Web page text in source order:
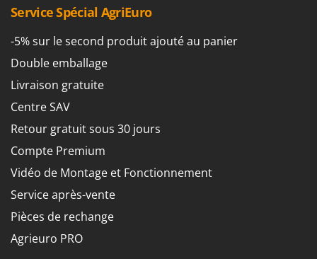
M
Machines à pâtes
Machines pour la transformation des fruits
Machines sous vide
Motobineuses
Motoculteurs
Motofaucheuses
Motopompes pour irrigation
Moulins à céréales électriques
Moulins à farine
N
Fama Industrie
Famag
Famur
FARMER
FBC
Ferrari Group
Ferroni
Ferrua
FIAC
FIEM
Fimar
Service Spécial AgriEuro
-5% sur le second produit ajouté au panier
Double emballage
Livraison gratuite
Centre SAV
Retour gratuit sous 30 jours
Compte Premium
Vidéo de Montage et Fonctionnement
Service après-vente
Pièces de rechange
Agrieuro PRO